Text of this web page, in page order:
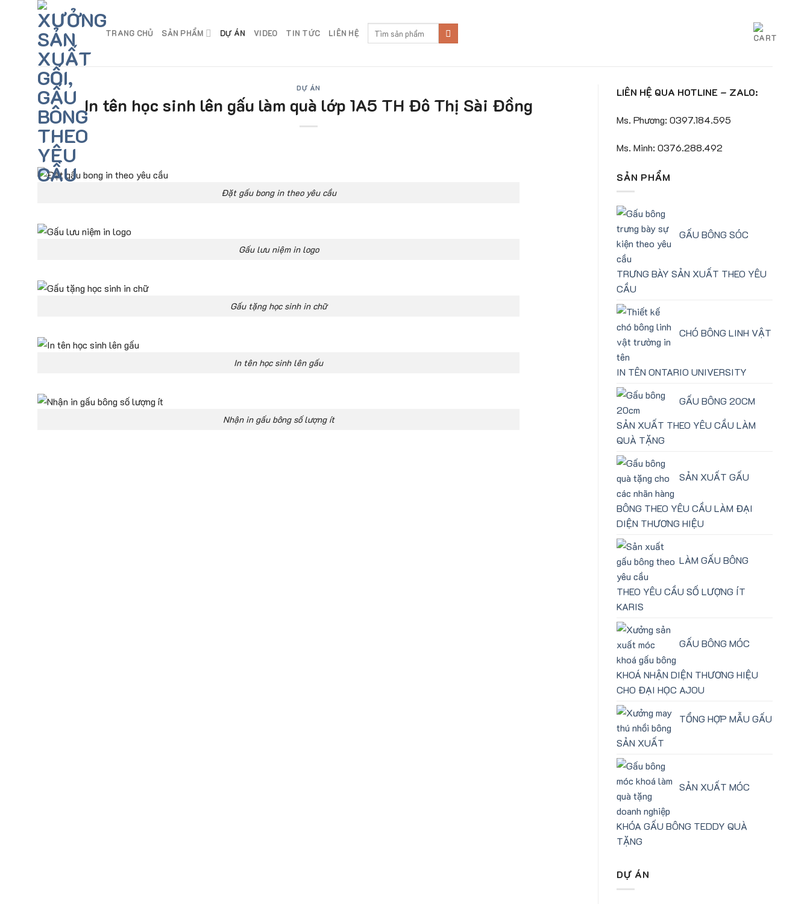
TRANG CHỦ SẢN PHẨM DỰ ÁN VIDEO TIN TỨC LIÊN HỆ
Search
for:
DỰ ÁN
In tên học sinh lên gấu làm quà lớp 1A5 TH Đô Thị Sài Đồng
Đặt gấu bong in theo yêu cầu
Gấu lưu niệm in logo
Gấu tặng học sinh in chữ
In tên học sinh lên gấu
Nhận in gấu bông số lượng ít
LIÊN HỆ QUA HOTLINE – ZALO:
Ms. Phương: 0397.184.595
Ms. Minh: 0376.288.492
SẢN PHẨM
GẤU BÔNG SÓC
TRƯNG BÀY SẢN XUẤT THEO YÊU
CẦU
CHÓ BÔNG LINH VẬT
IN TÊN ONTARIO UNIVERSITY
GẤU BÔNG 20CM
SẢN XUẤT THEO YÊU CẦU LÀM
QUÀ TẶNG
SẢN XUẤT GẤU
BÔNG THEO YÊU CẦU LÀM ĐẠI
DIỆN THƯƠNG HIỆU
LÀM GẤU BÔNG
THEO YÊU CẦU SỐ LƯỢNG ÍT
KARIS
GẤU BÔNG MÓC
KHOÁ NHẬN DIỆN THƯƠNG HIỆU
CHO ĐẠI HỌC AJOU
TỔNG HỢP MẪU GẤU
SẢN XUẤT
SẢN XUẤT MÓC
KHÓA GẤU BÔNG TEDDY QUÀ
TẶNG
DỰ ÁN